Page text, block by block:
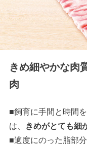
きめ細やかな肉
肉
■飼育に手間と時間
は、
きめがとても細
■適度にのった脂部